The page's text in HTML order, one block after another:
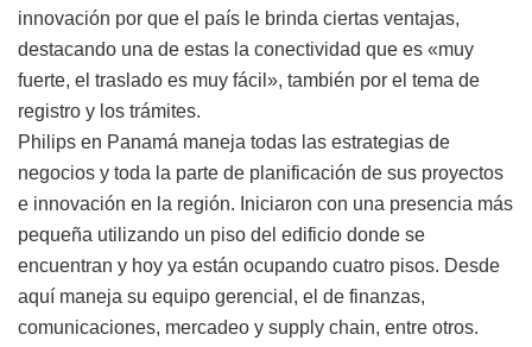
innovación por que el país le brinda ciertas ventajas,
destacando una de estas la conectividad que es «muy
fuerte, el traslado es muy fácil», también por el tema de
registro y los trámites.
Philips en Panamá maneja todas las estrategias de
negocios y toda la parte de planificación de sus proyectos
e innovación en la región. Iniciaron con una presencia más
pequeña utilizando un piso del edificio donde se
encuentran y hoy ya están ocupando cuatro pisos. Desde
aquí maneja su equipo gerencial, el de finanzas,
comunicaciones, mercadeo y supply chain, entre otros.